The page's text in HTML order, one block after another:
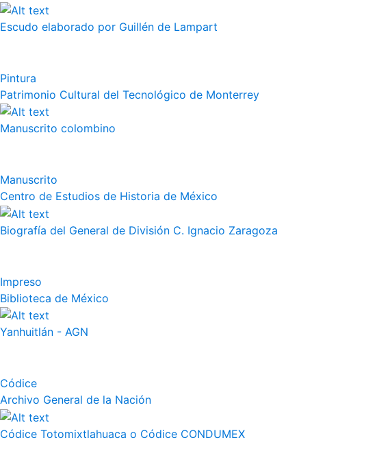
Escudo elaborado por Guillén de Lampart
Pintura
Patrimonio Cultural del Tecnológico de Monterrey
Manuscrito colombino
Manuscrito
Centro de Estudios de Historia de México
Biografía del General de División C. Ignacio Zaragoza
Impreso
Biblioteca de México
Yanhuitlán - AGN
Códice
Archivo General de la Nación
Códice Totomixtlahuaca o Códice CONDUMEX